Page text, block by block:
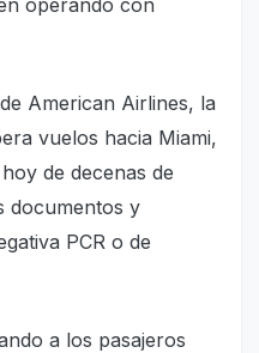
American Airlines, la
vuelos hacia Miami,
de decenas de
documentos y
PCR o de
a los pasajeros